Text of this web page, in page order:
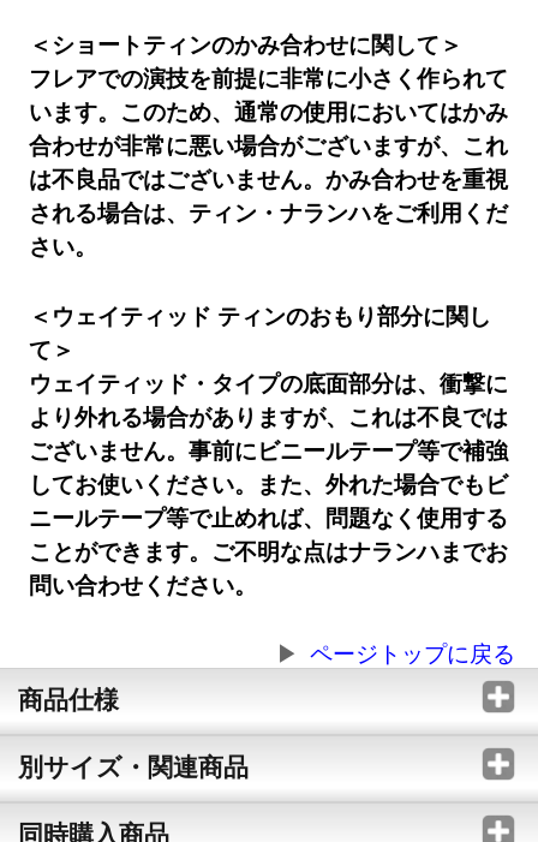
＜ショートティンのかみ合わせに関して＞
フレアでの演技を前提に非常に小さく作られて
います。このため、通常の使用においてはかみ
合わせが非常に悪い場合がございますが、これ
は不良品ではございません。かみ合わせを重視
される場合は、ティン・ナランハをご利用くだ
さい。
＜ウェイティッド ティンのおもり部分に関し
て＞
ウェイティッド・タイプの底面部分は、衝撃に
より外れる場合がありますが、これは不良では
ございません。事前にビニールテープ等で補強
してお使いください。また、外れた場合でもビ
ニールテープ等で止めれば、問題なく使用する
ことができます。ご不明な点はナランハまでお
問い合わせください。
ページトップに戻る
商品仕様
別サイズ・関連商品
同時購入商品